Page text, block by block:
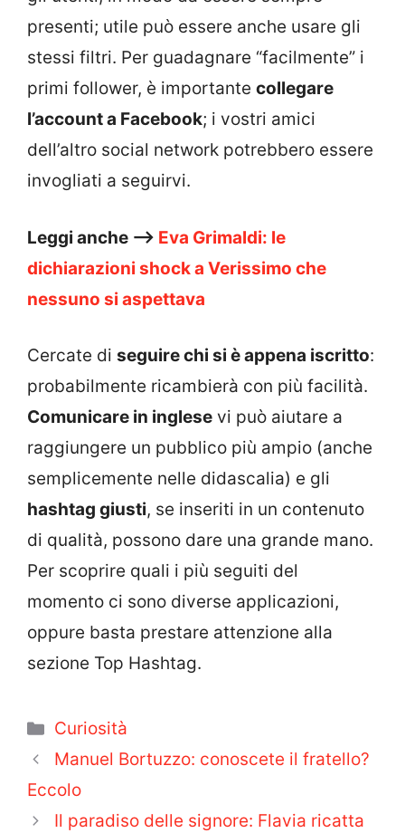
presenti; utile può essere anche usare gli
stessi filtri. Per guadagnare “facilmente” i
primi follower, è importante collegare
l’account a Facebook; i vostri amici
dell’altro social network potrebbero essere
invogliati a seguirvi.
Leggi anche –> Eva Grimaldi: le
dichiarazioni shock a Verissimo che
nessuno si aspettava
Cercate di seguire chi si è appena iscritto:
probabilmente ricambierà con più facilità.
Comunicare in inglese vi può aiutare a
raggiungere un pubblico più ampio (anche
semplicemente nelle didascalia) e gli
hashtag giusti, se inseriti in un contenuto
di qualità, possono dare una grande mano.
Per scoprire quali i più seguiti del
momento ci sono diverse applicazioni,
oppure basta prestare attenzione alla
sezione Top Hashtag.
Categorie
Curiosità
Manuel Bortuzzo: conoscete il fratello?
Eccolo
Il paradiso delle signore: Flavia ricatta